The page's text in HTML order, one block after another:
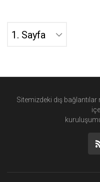
Sitemizdeki dış bağlantılar